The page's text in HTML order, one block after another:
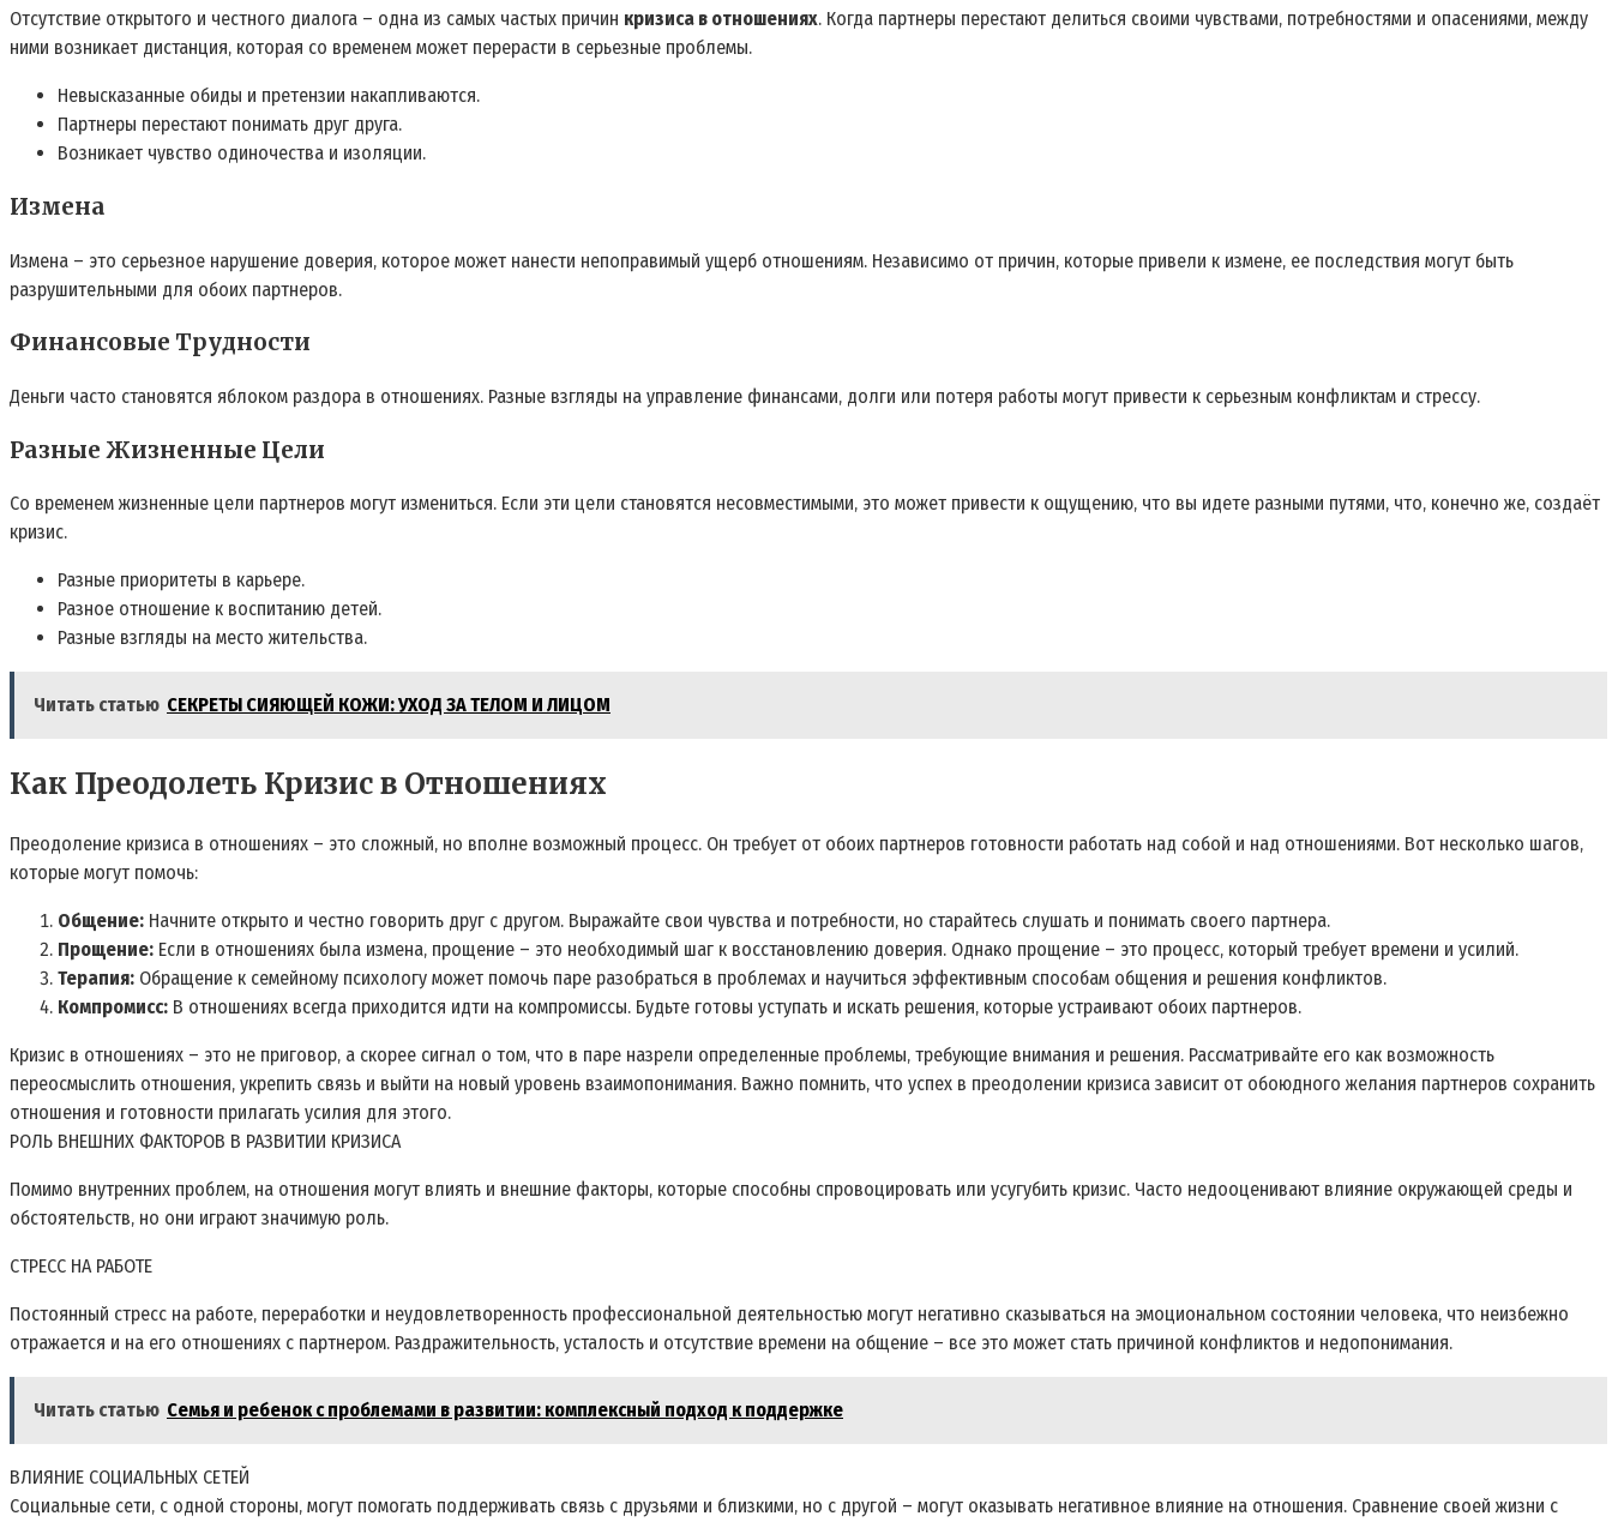
Отсутствие открытого и честного диалога – одна из самых частых причин кризиса в отношениях. Когда партнеры перестают делиться своими чувствами‚ потребностями и опасениями‚ между
ними возникает дистанция‚ которая со временем может перерасти в серьезные проблемы.
Невысказанные обиды и претензии накапливаются.
Партнеры перестают понимать друг друга.
Возникает чувство одиночества и изоляции.
Измена
Измена – это серьезное нарушение доверия‚ которое может нанести непоправимый ущерб отношениям. Независимо от причин‚ которые привели к измене‚ ее последствия могут быть
разрушительными для обоих партнеров.
Финансовые Трудности
Деньги часто становятся яблоком раздора в отношениях. Разные взгляды на управление финансами‚ долги или потеря работы могут привести к серьезным конфликтам и стрессу.
Разные Жизненные Цели
Со временем жизненные цели партнеров могут измениться. Если эти цели становятся несовместимыми‚ это может привести к ощущению‚ что вы идете разными путями‚ что‚ конечно же‚ создаёт
кризис.
Разные приоритеты в карьере.
Разное отношение к воспитанию детей.
Разные взгляды на место жительства.
Читать статью СЕКРЕТЫ СИЯЮЩЕЙ КОЖИ: УХОД ЗА ТЕЛОМ И ЛИЦОМ
Как Преодолеть Кризис в Отношениях
Преодоление кризиса в отношениях – это сложный‚ но вполне возможный процесс. Он требует от обоих партнеров готовности работать над собой и над отношениями. Вот несколько шагов‚
которые могут помочь:
Общение: Начните открыто и честно говорить друг с другом. Выражайте свои чувства и потребности‚ но старайтесь слушать и понимать своего партнера.
Прощение: Если в отношениях была измена‚ прощение – это необходимый шаг к восстановлению доверия. Однако прощение – это процесс‚ который требует времени и усилий.
Терапия: Обращение к семейному психологу может помочь паре разобраться в проблемах и научиться эффективным способам общения и решения конфликтов.
Компромисс: В отношениях всегда приходится идти на компромиссы. Будьте готовы уступать и искать решения‚ которые устраивают обоих партнеров.
Кризис в отношениях – это не приговор‚ а скорее сигнал о том‚ что в паре назрели определенные проблемы‚ требующие внимания и решения. Рассматривайте его как возможность
переосмыслить отношения‚ укрепить связь и выйти на новый уровень взаимопонимания. Важно помнить‚ что успех в преодолении кризиса зависит от обоюдного желания партнеров сохранить
отношения и готовности прилагать усилия для этого.
РОЛЬ ВНЕШНИХ ФАКТОРОВ В РАЗВИТИИ КРИЗИСА
Помимо внутренних проблем‚ на отношения могут влиять и внешние факторы‚ которые способны спровоцировать или усугубить кризис. Часто недооценивают влияние окружающей среды и
обстоятельств‚ но они играют значимую роль.
СТРЕСС НА РАБОТЕ
Постоянный стресс на работе‚ переработки и неудовлетворенность профессиональной деятельностью могут негативно сказываться на эмоциональном состоянии человека‚ что неизбежно
отражается и на его отношениях с партнером. Раздражительность‚ усталость и отсутствие времени на общение – все это может стать причиной конфликтов и недопонимания.
Читать статью Семья и ребенок с проблемами в развитии: комплексный подход к поддержке
ВЛИЯНИЕ СОЦИАЛЬНЫХ СЕТЕЙ
Социальные сети‚ с одной стороны‚ могут помогать поддерживать связь с друзьями и близкими‚ но с другой – могут оказывать негативное влияние на отношения. Сравнение своей жизни с